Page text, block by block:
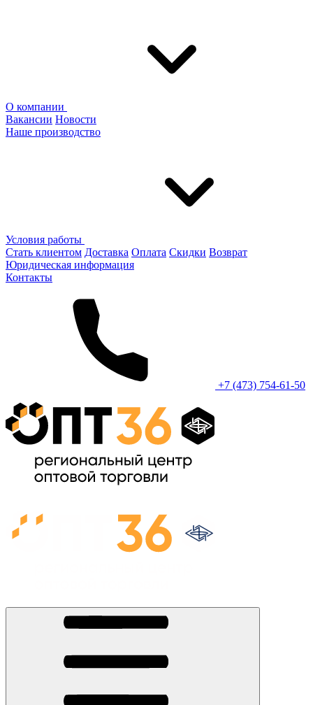
О компании
Вакансии Новости
Наше производство
Условия работы
Стать клиентом Доставка Оплата Скидки Возврат
Юридическая информация
Контакты
+7 (473) 754-61-50